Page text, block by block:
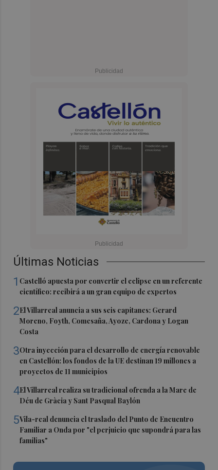
Últimas Noticias
1 Castelló apuesta por convertir el eclipse en un referente
científico: recibirá a un gran equipo de expertos
2El Villarreal anuncia a sus seis capitanes: Gerard
Moreno, Foyth, Comesaña, Ayoze, Cardona y Logan
Costa
3Otra inyección para el desarrollo de energía renovable
en Castellón: los fondos de la UE destinan 19 millones a
proyectos de 11 municipios
4El Villarreal realiza su tradicional ofrenda a la Mare de
Déu de Gràcia y Sant Pasqual Baylón
5Vila-real denuncia el traslado del Punto de Encuentro
Familiar a Onda por "el perjuicio que supondrá para las
familias"